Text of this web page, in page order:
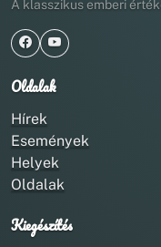
A klasszikus emberi
Oldalak
Hírek
Események
Helyek
Oldalak
Kiegészítés